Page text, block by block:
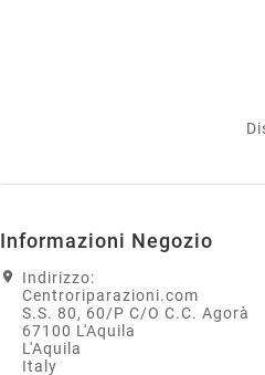
Informazioni Negozio
Indirizzo:
Centroriparazioni.com
S.S. 80, 60/P C/O C.C. Agorà
67100 L'Aquila
L'Aquila
Italy